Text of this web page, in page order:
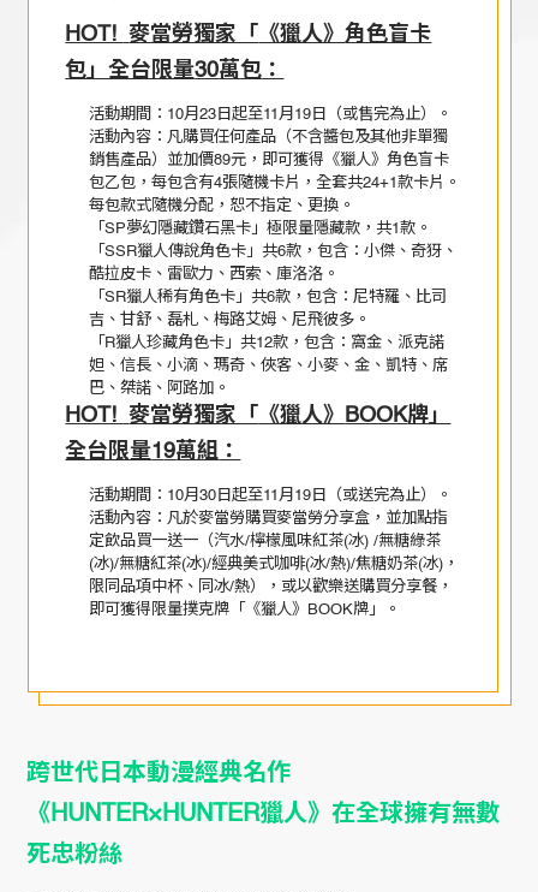
HOT! 麥當勞獨家「 《獵人》角色盲卡
包」全台限量30萬包 ：
活動期間：10月23日起至11月19日（或售完為止）。
活動內容：凡購買任何產品（不含醬包及其他非單獨
銷售產品）並加價89元，即可獲得《獵人》角色盲卡
包乙包，每包含有4張隨機卡片，全套共24+1款卡片。
每包款式隨機分配，恕不指定、更換。
「SP夢幻隱藏鑽石黑卡」極限量隱藏款，共1款。
「SSR獵人傳說角色卡」共6款，包含：小傑、奇犽、
酷拉皮卡、雷歐力、西索、庫洛洛。
「SR獵人稀有角色卡」共6款，包含：尼特羅、比司
吉、甘舒、磊札、梅路艾姆、尼飛彼多。
「R獵人珍藏角色卡」共12款，包含：窩金、派克諾
妲、信長、小滴、瑪奇、俠客、小麥、金、凱特、席
巴、桀諾、阿路加。
HOT! 麥當勞獨家「 《獵人》 BOOK牌」
全台限量19萬組 ：
活動期間：10月30日起至11月19日（或送完為止）。
活動內容：凡於麥當勞購買麥當勞分享盒，並加點指
定飲品買一送一（汽水/檸檬風味紅茶(冰) /無糖綠茶
(冰)/無糖紅茶(冰)/經典美式咖啡(冰/熱)/焦糖奶茶(冰)，
限同品項中杯、同冰/熱），或以歡樂送購買分享餐，
即可獲得限量撲克牌「《獵人》BOOK牌」。
跨世代日本動漫經典名作
《HUNTER×HUNTER獵人》在全球擁有無數
死忠粉絲